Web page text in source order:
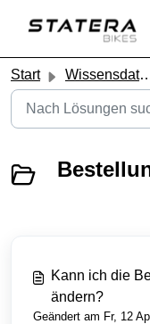
Start Wissensdatenbank
Kann ich die
ändern?
Geändert am Fr, 12